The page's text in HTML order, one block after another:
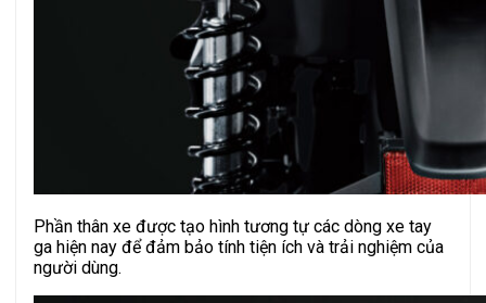
Phần thân xe được tạo hình tương tự các dòng xe tay
ga hiện nay để đảm bảo tính tiện ích và trải nghiệm của
người dùng.